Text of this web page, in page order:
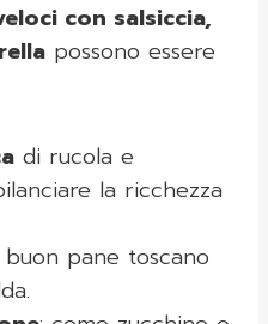
con salsiccia,
possono essere
di rucola e
la ricchezza
pane toscano